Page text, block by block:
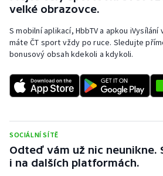
Stolní tenis
Triatlon
Veslování
Ostatní
velké obrazovce.
S mobilní aplikací, HbbTV a apkou
máte ČT sport vždy po ruce. Sledujte
bonusový obsah kdekoli a kdykoli.
SOCIÁLNÍ SÍTĚ
Odteď vám už nic neunikne.
i na dalších platformách.